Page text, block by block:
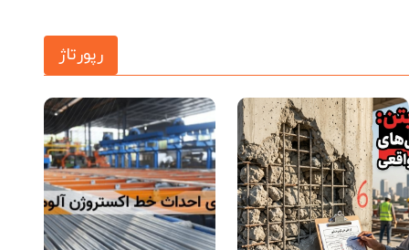
رپورتاژ